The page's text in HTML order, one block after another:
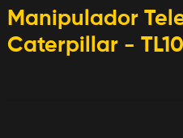
Manipulador
Caterpillar -